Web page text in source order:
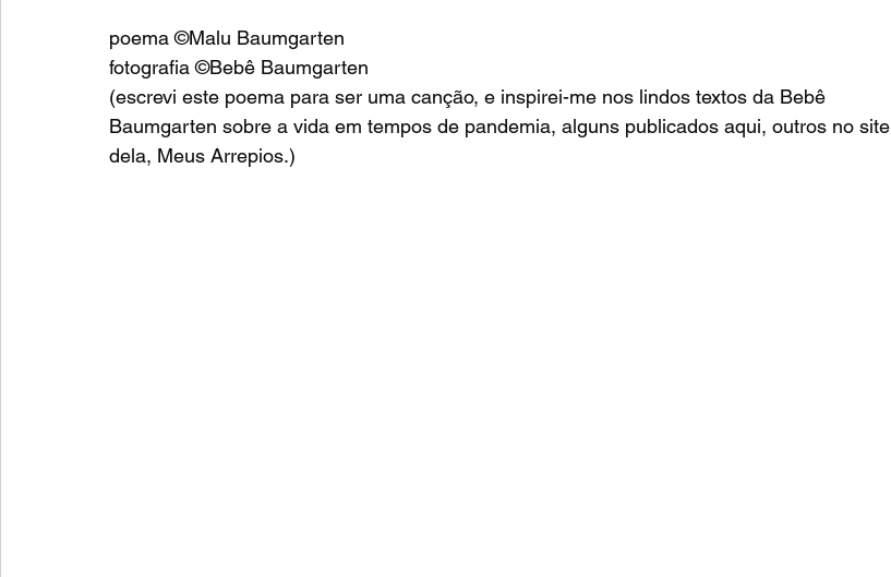
poema ©Malu Baumgarten
fotografia ©Bebê Baumgarten
(escrevi este poema para ser uma canção, e inspirei-me nos lindos textos da Bebê
Baumgarten sobre a vida em tempos de pandemia, alguns publicados aqui, outros no site
dela, Meus Arrepios.)